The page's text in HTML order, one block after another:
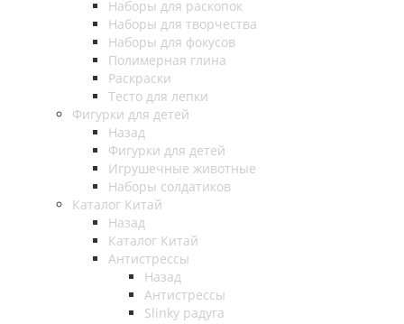
Наборы для раскопок
Наборы для творчества
Наборы для фокусов
Полимерная глина
Раскраски
Тесто для лепки
Фигурки для детей
Назад
Фигурки для детей
Игрушечные животные
Наборы солдатиков
Каталог Китай
Назад
Каталог Китай
Антистрессы
Назад
Антистрессы
Slinky радуга